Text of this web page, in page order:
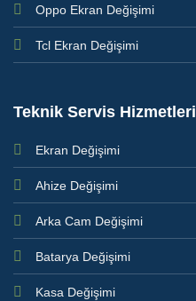
Oppo Ekran Değişimi
Tcl Ekran Değişimi
Teknik Servis Hizmetleri
Ekran Değişimi
Ahize Değişimi
Arka Cam Değişimi
Batarya Değişimi
Kasa Değişimi